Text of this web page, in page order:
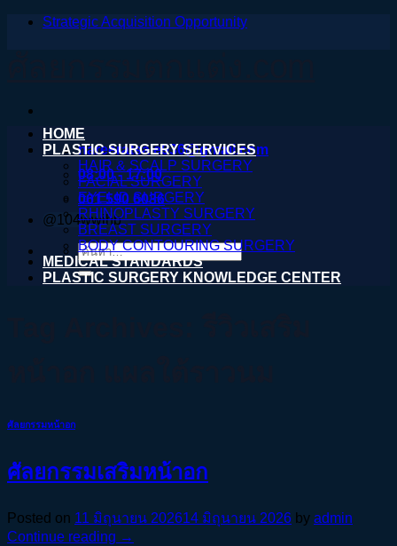
ข้าม
Strategic Acquisition Opportunity
nareeratsale936@gmail.com
08:00 - 17:00
061 590 6036
@104wwihb
ค้นหา:
HOME
PLASTIC SURGERY SERVICES
HAIR & SCALP SURGERY
FACIAL SURGERY
EYELID SURGERY
RHINOPLASTY SURGERY
BREAST SURGERY
BODY CONTOURING SURGERY
MEDICAL STANDARDS
PLASTIC SURGERY KNOWLEDGE CENTER
ศัลยกรรมหน้าอก
ศัลยกรรมเสริมหน้าอก
Posted on 11 มิถุนายน 202614 มิถุนายน 2026 by admin
Continue reading →